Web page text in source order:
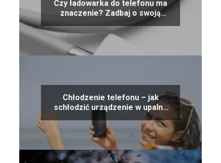
Czy ładowarka do telefonu ma
znaczenie? Zadbaj o swoją
Chłodzenie telefonu – jak
schłodzić urządzenie w upalne
dni i zabezpieczyć baterię?